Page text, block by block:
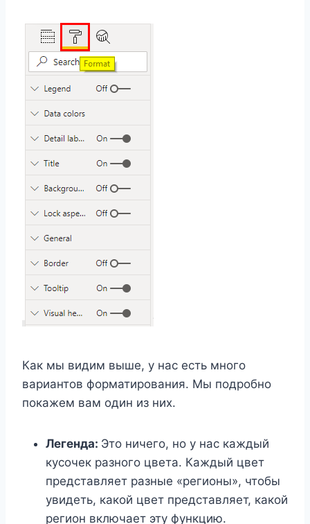
Как мы видим выше, у нас есть много
вариантов форматирования. Мы подробно
покажем вам один из них.
Легенда: Это ничего, но у нас каждый
кусочек разного цвета. Каждый цвет
представляет разные «регионы», чтобы
увидеть, какой цвет представляет, какой
регион включает эту функцию.